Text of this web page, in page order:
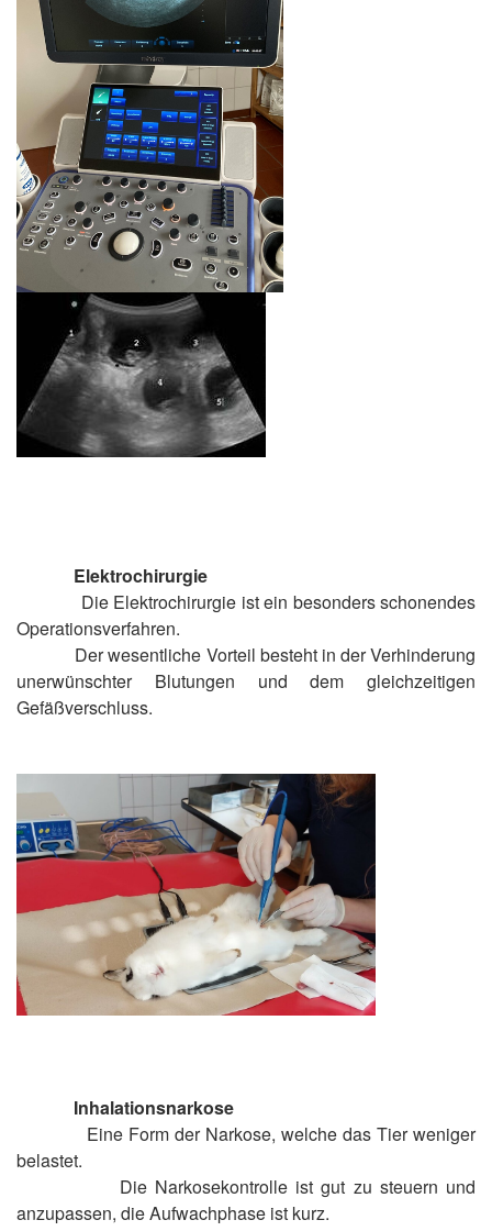
Elektrochirurgie
Die Elektrochirurgie ist ein besonders schonendes
Operationsverfahren.
Der wesentliche Vorteil besteht in der Verhinderung
unerwünschter Blutungen und dem gleichzeitigen
Gefäßverschluss.
Inhalationsnarkose
Eine Form der Narkose, welche das Tier weniger
belastet.
Die Narkosekontrolle ist gut zu steuern und
anzupassen, die Aufwachphase ist kurz.